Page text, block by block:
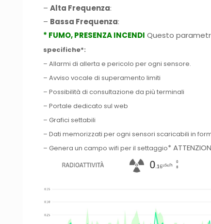
–Alta Frequenza:
– Bassa Frequenza:
* FUMO, PRESENZA INCENDI Questo
specifiche*:
– Allarmi di allerta e pericolo per ogni sensore.
– Avviso vocale di superamento limiti
– Possibilità di consultazione da più terminali
– Portale dedicato sul web
– Grafici settabili
– Dati memorizzati per ogni sensori scaricabili in
– Genera un campo wifi per il settaggio*